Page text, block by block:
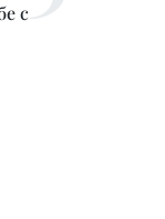
с